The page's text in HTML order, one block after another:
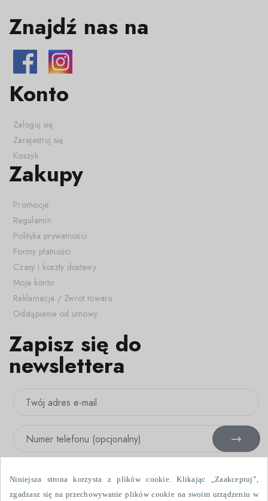
Znajdź nas na
Konto
Zaloguj się
Zarejestruj się
Koszyk
Zakupy
Promocje
Regulamin
Polityka prywatności
Formy płatności
Czasy i koszty dostawy
Moje konto
Reklamacja / Zwrot towaru
Odstąpienie od umowy
Zapisz się do
newslettera
Niniejsza strona korzysta z plików cookie. Klikając „Zaakceptuj”,
zgadzasz się na przechowywanie plików cookie na swoim urządzeniu w